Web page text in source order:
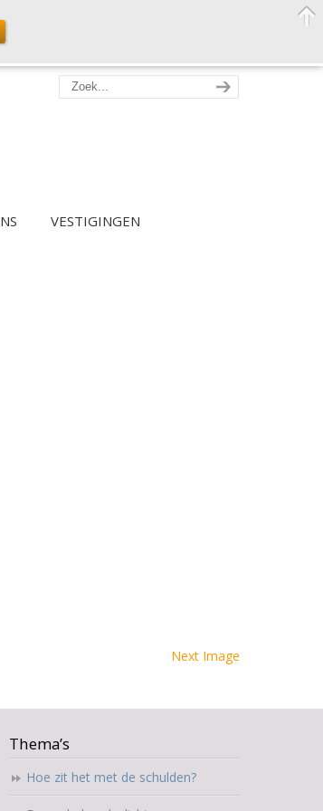
VESTIGINGEN
Next Image
Thema’s
Hoe zit het met de schulden?